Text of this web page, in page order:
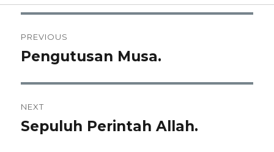
navigation
PREVIOUS
Previous
Pengutusan Musa.
NEXT
Next
Sepuluh Perintah Allah.